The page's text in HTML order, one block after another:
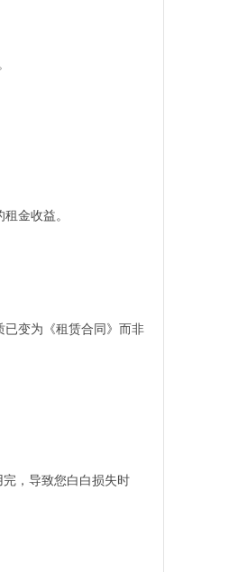
金收益。
已变为《租赁合同》而非
，导致您白白损失时